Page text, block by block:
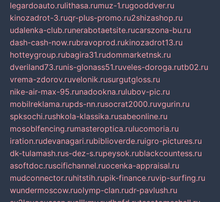
legardoauto.rulithasa.rumuz-1.rugooddver.ru
kinozadrot-3.ruqr-plus-promo.ru2shizashop.ru
udalenka-club.runerabotaetsite.rucarszona-bu.ru
dash-cash-now.rubravoprod.rukinozadrot13.ru
hotteygroup.rubagira31.rudommarketnsk.ru
dveriland73.runis-glonass51.ruveles-doroga.rutb02.ru
vrema-zdorov.ruvelonik.rusurgutgloss.ru
nike-air-max-95.runadookna.rulubov-pic.ru
mobilreklama.rupds-nn.rusocrat2000.ruvgurin.ru
spksochi.rushkola-klassika.rusabeonline.ru
mosoblfencing.rumasteroptica.rulucomoria.ru
iration.rudevanagari.rubiblioverde.ruigro-pictures.ru
dk-tulamash.rus-dez-s.rupeysok.rublackcountess.ru
asoftdoc.ruscifichannel.ruocenka-appraisal.ru
mudconnector.ruhitstih.rupik-finance.ruvip-surfing.ru
wundermoscow.ruolymp-clan.rudr-pavlush.ru